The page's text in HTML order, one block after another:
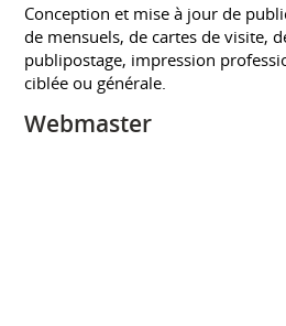
Conception et mise à jour de
de mensuels, de cartes de visite,
publipostage, impression
ciblée ou générale.
Webmaster